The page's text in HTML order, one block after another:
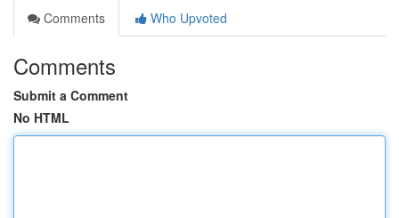
Comments
Who Upvoted
Comments
Submit a Comment
No HTML